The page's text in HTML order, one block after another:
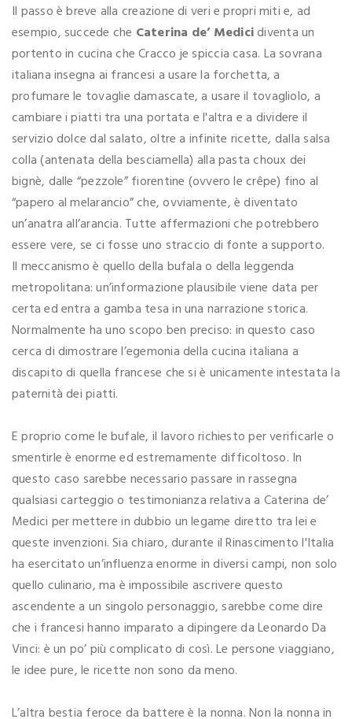
Il passo è breve alla creazione di veri e propri miti e, ad
esempio, succede che Caterina de’ Medicidiventa un
portento in cucina che Cracco je spiccia casa. La sovrana
italiana insegna ai francesi a usare la forchetta, a
profumare le tovaglie damascate, a usare il tovagliolo, a
cambiare i piatti tra una portata e l'altra e a dividere il
servizio dolce dal salato, oltre a infinite ricette, dalla salsa
colla (antenata della besciamella) alla pasta choux dei
bignè, dalle “pezzole” fiorentine (ovvero le crêpe) fino al
“papero al melarancio” che, ovviamente, è diventato
un’anatra all’arancia. Tutte affermazioni che potrebbero
essere vere, se ci fosse uno straccio di fonte a supporto.
Il meccanismo è quello della bufala o della leggenda
metropolitana: un’informazione plausibile viene data per
certa ed entra a gamba tesa in una narrazione storica.
Normalmente ha uno scopo ben preciso: in questo caso
cerca di dimostrare l’egemonia della cucina italiana a
discapito di quella francese che si è unicamente intestata la
paternità dei piatti.
E proprio come le bufale, il lavoro richiesto per verificarle o
smentirle è enorme ed estremamente difficoltoso. In
questo caso sarebbe necessario passare in rassegna
qualsiasi carteggio o testimonianza relativa a Caterina de’
Medici per mettere in dubbio un legame diretto tra lei e
queste invenzioni. Sia chiaro, durante il Rinascimento l'Italia
ha esercitato un’influenza enorme in diversi campi, non solo
quello culinario, ma è impossibile ascrivere questo
ascendente a un singolo personaggio, sarebbe come dire
che i francesi hanno imparato a dipingere da Leonardo Da
Vinci: è un po’ più complicato di così. Le persone viaggiano,
le idee pure, le ricette non sono da meno.
L’altra bestia feroce da battere è la nonna. Non la nonna in